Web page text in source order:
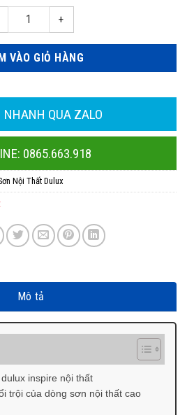
mờ thùng 15l số lượng
VÀO GIỎ HÀNG
QUA ZALO
0865.663.918
Nội Thất Dulux
Mô tả
inspire nội thất
trội của dòng sơn nội thất cao